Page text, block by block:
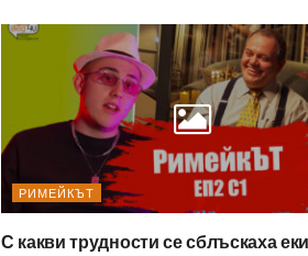
РИМЕЙКЪТ
С какви трудности се сблъскаха